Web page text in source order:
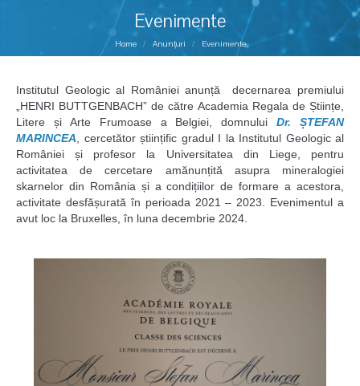
Evenimente
You are here:
Home Anunțuri Evenimente
Institutul Geologic al României anunță decernarea premiului
„HENRI BUTTGENBACH” de către Academia Regala de Științe,
Litere și Arte Frumoase a Belgiei, domnuluiDr.
ȘTEFAN
MARINCEA , cercetător științific gradul I la Institutul Geologic al
României și profesor la Universitatea din Liege, pentru
activitatea de cercetare amănunțită asupra mineralogiei
skarnelor din România și a condițiilor de formare a acestora,
activitate desfășurată în perioada 2021 – 2023. Evenimentul a
avut loc la Bruxelles, în luna decembrie 2024.